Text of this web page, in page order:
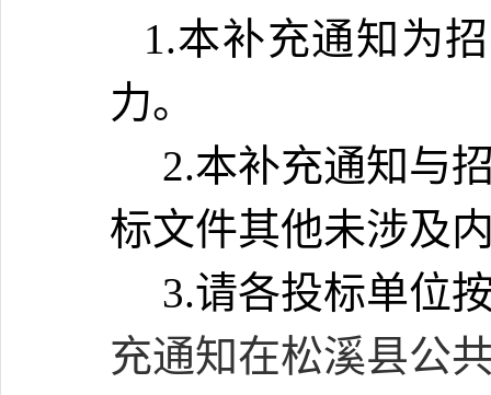
1.本补充通知为
力。
2.本补充通知与
标文件其他未涉及
3.请各投标单位
充通知在松溪县公